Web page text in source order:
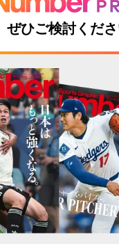
ぜひご検討くださ